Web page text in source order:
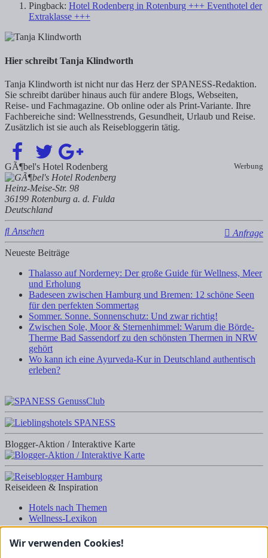
Pingback: Hotel Rodenberg in Rotenburg +++ Eventhotel der
Extraklasse +++
Hier schreibt Tanja Klindworth
Tanja Klindworth ist nicht nur das Herz der SPANESS-Redaktion.
Sie schreibt darüber hinaus auch für andere Blogs, Webseiten,
Reise- und Fachmagazine. Ob online oder als Print-Variante. Ihre
Fachbereiche sind: Wellnesstrends, Gesundheit, Urlaub und Reise.
Zusätzlich ist sie auch als Reisebloggerin tätig.
Werbung
GÃ¶bel's Hotel Rodenberg
Heinz-Meise-Str. 98
36199 Rotenburg a. d. Fulda
Deutschland
Anfrage
Ansehen
Neueste Beiträge
Thalasso auf Norderney: Der große Guide für Wellness, Meer
und Erholung
Badeseen zwischen Hamburg und Bremen: 12 schöne Seen
für den perfekten Sommertag
Sommer. Sonne. Sonnenschutz: Und zwar richtig!
Zwischen Sole, Moor & Sternenhimmel: Warum die Börde-
Therme Bad Sassendorf zu den schönsten Thermen in NRW
gehört
Wo kann ich eine Ayurveda-Kur in Deutschland authentisch
erleben?
Blogger-Aktion / Interaktive Karte
Reiseideen & Inspiration
Hotels nach Themen
Wellness-Lexikon
Business-Lexikon
Urlaubsregionen in Deutschland
Wir verwenden Cookies!